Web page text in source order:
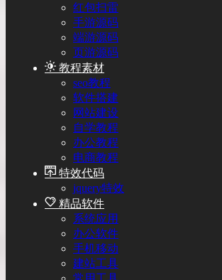
红包扫雷
手游源码
端游源码
页游源码
教程素材
seo教程
软件搭建
网站建设
自学教程
办公教程
电商教程
特效代码
jquery特效
精品软件
系统应用
办公软件
手机移动
建站工具